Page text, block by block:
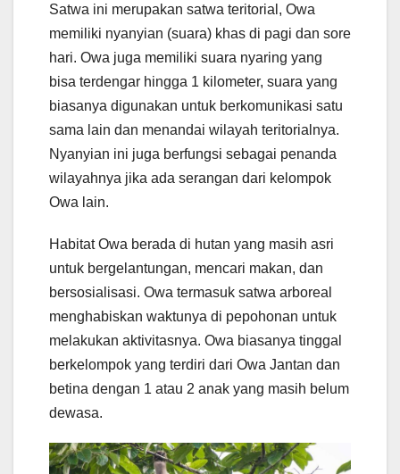
Satwa ini merupakan satwa teritorial, Owa
memiliki nyanyian (suara) khas di pagi dan sore
hari. Owa juga memiliki suara nyaring yang
bisa terdengar hingga 1 kilometer, suara yang
biasanya digunakan untuk berkomunikasi satu
sama lain dan menandai wilayah teritorialnya.
Nyanyian ini juga berfungsi sebagai penanda
wilayahnya jika ada serangan dari kelompok
Owa lain.
Habitat Owa berada di hutan yang masih asri
untuk bergelantungan, mencari makan, dan
bersosialisasi. Owa termasuk satwa arboreal
menghabiskan waktunya di pepohonan untuk
melakukan aktivitasnya. Owa biasanya tinggal
berkelompok yang terdiri dari Owa Jantan dan
betina dengan 1 atau 2 anak yang masih belum
dewasa.